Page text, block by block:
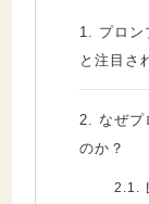
1. プロン
と注目さ
2. なぜプ
のか？
2.1.